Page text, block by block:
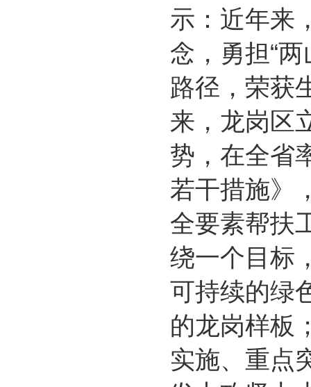
示：近年来
念，勇担“
路径，荣获
来，龙岗区
势，在全省
若干措施》
全要素帮扶
绕一个目标
可持续的绿
的龙岗样板
实施、重点